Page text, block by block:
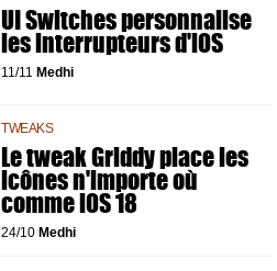
UI Switches personnalise
les interrupteurs d'iOS
11/11 Medhi
TWEAKS
Le tweak Griddy place les
icônes n'importe où
comme iOS 18
24/10 Medhi